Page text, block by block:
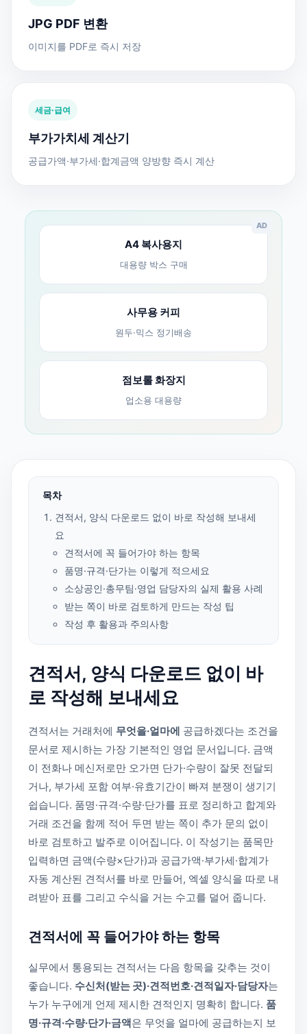
JPG PDF 변환
이미지를 PDF로 즉시 저장
세금·급여
부가가치세 계산기
공급가액·부가세·합계금액 양방향 즉시 계산
AD
A4 복사용지
대용량 박스 구매
사무용 커피
원두·믹스 정기배송
점보롤 화장지
업소용 대용량
목차
견적서, 양식 다운로드 없이 바로 작성해 보내세
요
견적서에 꼭 들어가야 하는 항목
품명·규격·단가는 이렇게 적으세요
소상공인·총무팀·영업 담당자의 실제 활용 사례
받는 쪽이 바로 검토하게 만드는 작성 팁
작성 후 활용과 주의사항
견적서, 양식 다운로드 없이 바
로 작성해 보내세요
견적서는 거래처에 무엇을·얼마에 공급하겠다는 조건을
문서로 제시하는 가장 기본적인 영업 문서입니다. 금액
이 전화나 메신저로만 오가면 단가·수량이 잘못 전달되
거나, 부가세 포함 여부·유효기간이 빠져 분쟁이 생기기
쉽습니다. 품명·규격·수량·단가를 표로 정리하고 합계와
거래 조건을 함께 적어 두면 받는 쪽이 추가 문의 없이
바로 검토하고 발주로 이어집니다. 이 작성기는 품목만
입력하면 금액(수량×단가)과 공급가액·부가세·합계가
자동 계산된 견적서를 바로 만들어, 엑셀 양식을 따로 내
려받아 표를 그리고 수식을 거는 수고를 덜어 줍니다.
견적서에 꼭 들어가야 하는 항목
실무에서 통용되는 견적서는 다음 항목을 갖추는 것이
좋습니다. 수신처(받는 곳)·견적번호·견적일자·담당자는
누가 누구에게 언제 제시한 견적인지 명확히 합니다. 품
명·규격·수량·단가·금액은 무엇을 얼마에 공급하는지 보